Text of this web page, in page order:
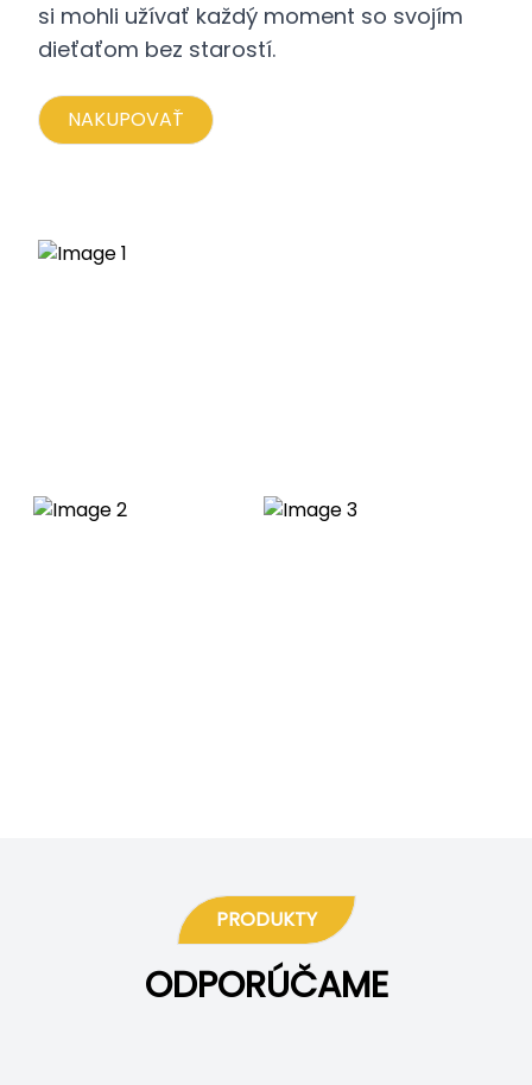
si mohli užívať každý moment so svojím
dieťaťom bez starostí.
NAKUPOVAŤ
PRODUKTY
ODPORÚČAME